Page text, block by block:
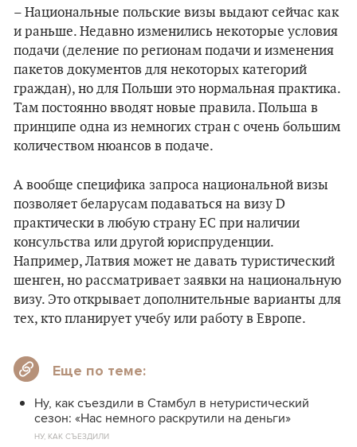
– Национальные польские визы выдают сейчас как
и раньше. Недавно изменились некоторые условия
подачи (деление по регионам подачи и изменения
пакетов документов для некоторых категорий
граждан), но для Польши это нормальная практика.
Там постоянно вводят новые правила. Польша в
принципе одна из немногих стран с очень большим
количеством нюансов в подаче.
А вообще специфика запроса национальной визы
позволяет беларусам подаваться на визу D
практически в любую страну ЕС при наличии
консульства или другой юриспруденции.
Например, Латвия может не давать туристический
шенген, но рассматривает заявки на национальную
визу. Это открывает дополнительные варианты для
тех, кто планирует учебу или работу в Европе.
Еще по теме:
Ну, как съездили в Стамбул в нетуристический
сезон: «Нас немного раскрутили на деньги»
НУ, КАК СЪЕЗДИЛИ